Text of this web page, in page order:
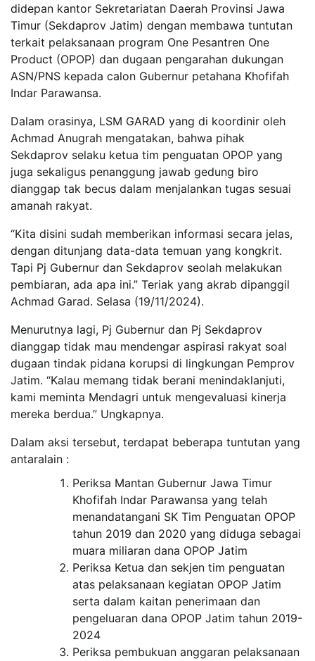
didepan kantor Sekretariatan Daerah Provinsi Jawa
Timur (Sekdaprov Jatim) dengan membawa tuntutan
terkait pelaksanaan program One Pesantren One
Product (OPOP) dan dugaan pengarahan dukungan
ASN/PNS kepada calon Gubernur petahana Khofifah
Indar Parawansa.
Dalam orasinya, LSM GARAD yang di koordinir oleh
Achmad Anugrah mengatakan, bahwa pihak
Sekdaprov selaku ketua tim penguatan OPOP yang
juga sekaligus penanggung jawab gedung biro
dianggap tak becus dalam menjalankan tugas sesuai
amanah rakyat.
“Kita disini sudah memberikan informasi secara jelas,
dengan ditunjang data-data temuan yang kongkrit.
Tapi Pj Gubernur dan Sekdaprov seolah melakukan
pembiaran, ada apa ini.” Teriak yang akrab dipanggil
Achmad Garad. Selasa (19/11/2024).
Menurutnya lagi, Pj Gubernur dan Pj Sekdaprov
dianggap tidak mau mendengar aspirasi rakyat soal
dugaan tindak pidana korupsi di lingkungan Pemprov
Jatim. “Kalau memang tidak berani menindaklanjuti,
kami meminta Mendagri untuk mengevaluasi kinerja
mereka berdua.” Ungkapnya.
Dalam aksi tersebut, terdapat beberapa tuntutan yang
antaralain :
Periksa Mantan Gubernur Jawa Timur
Khofifah Indar Parawansa yang telah
menandatangani SK Tim Penguatan OPOP
tahun 2019 dan 2020 yang diduga sebagai
muara miliaran dana OPOP Jatim
Periksa Ketua dan sekjen tim penguatan
atas pelaksanaan kegiatan OPOP Jatim
serta dalam kaitan penerimaan dan
pengeluaran dana OPOP Jatim tahun 2019-
2024
Periksa pembukuan anggaran pelaksanaan